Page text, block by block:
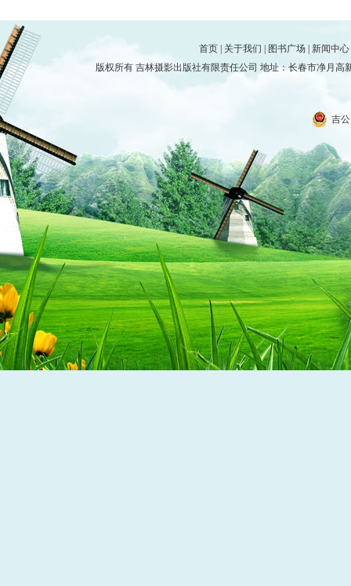
首页 关于我们 图书广场 新闻中心
版权所有 吉林摄影出版社有限责任公司 地址：长春市净月高
吉公